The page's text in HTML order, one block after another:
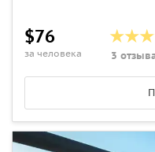
$76
за человека 3